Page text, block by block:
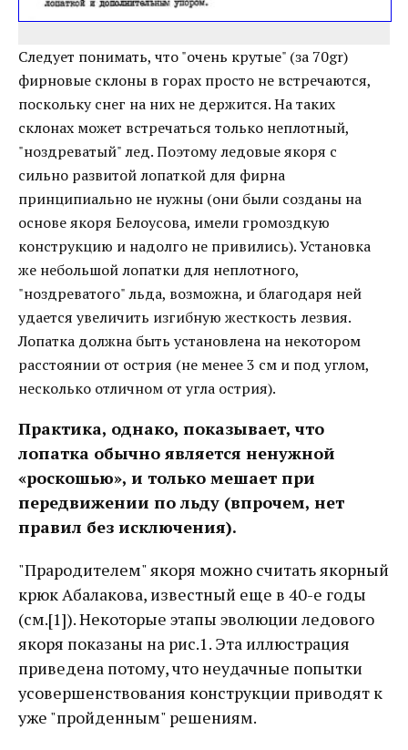
Следует понимать, что "очень крутые" (за 70gr)
фирновые склоны в горах просто не встречаются,
поскольку снег на них не держится. На таких
склонах может встречаться только неплотный,
"ноздреватый" лед. Поэтому ледовые якоря с
сильно развитой лопаткой для фирна
принципиально не нужны (они были созданы на
основе якоря Белоусова, имели громоздкую
конструкцию и надолго не привились). Установка
же небольшой лопатки для неплотного,
"ноздреватого" льда, возможна, и благодаря ней
удается увеличить изгибную жесткость лезвия.
Лопатка должна быть установлена на некотором
расстоянии от острия (не менее 3 см и под углом,
несколько отличном от угла острия).
Практика, однако, показывает, что
лопатка обычно является ненужной
«роскошью», и только мешает при
передвижении по льду (впрочем, нет
правил без исключения).
"Прародителем" якоря можно считать якорный
крюк Абалакова, известный еще в 40-е годы
(см.[1]). Некоторые этапы эволюции ледового
якоря показаны на рис.1. Эта иллюстрация
приведена потому, что неудачные попытки
усовершенствования конструкции приводят к
уже "пройденным" решениям.